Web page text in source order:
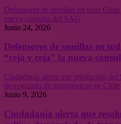
Defensores de semillas en todo
nueva consulta del SAG
Junio 24, 2026
Defensores de semillas en
“ceja y ceja” la nueva
Ciudadanía alerta que resolución
desregulado de transgénicos en Chile
Junio 9, 2026
Ciudadanía alerta que